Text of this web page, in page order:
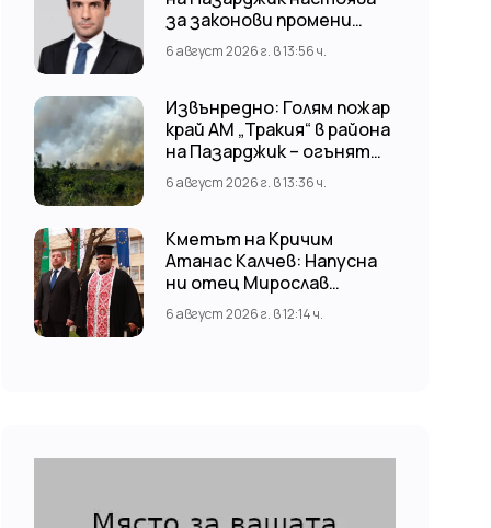
за законови промени
срещу риска от
наводнения
6 август 2026 г. в 13:56 ч.
Извънредно: Голям пожар
край АМ „Тракия“ в района
на Пазарджик – огънят
обхвана и лозови масиви
6 август 2026 г. в 13:36 ч.
Кметът на Кричим
Атанас Калчев: Напусна
ни отец Мирослав
Коларов
6 август 2026 г. в 12:14 ч.